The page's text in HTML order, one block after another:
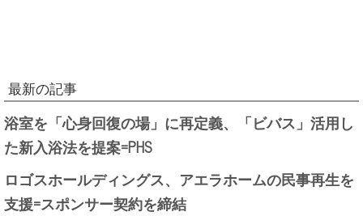
最新の記事
浴室を「心身回復の場」に再定義、「ビバス」活用し
た新入浴法を提案=PHS
ロゴスホールディングス、アエラホームの民事再生を
支援=スポンサー契約を締結